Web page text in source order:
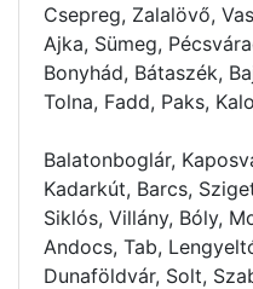
Csepreg, Zalalövő,
Ajka, Sümeg,
Bonyhád, Bátaszék,
Tolna, Fadd, Paks,
Balatonboglár,
Kadarkút, Barcs,
Siklós, Villány, Bóly,
Andocs, Tab,
Dunaföldvár, Solt,